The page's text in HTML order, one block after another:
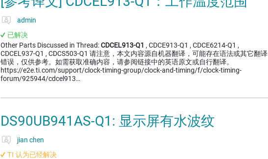
admin
已解决
Other Parts Discussed in Thread:CDCEL913-Q1 , CDCE913-Q1 , CDCE6214-Q1 ,
CDCEL937-Q1 , CDCS503-Q1 请注意，本文内容源自机器翻译，可能存在语法或其它翻译
错误，仅供参考。如需获取准确内容，请参阅链接中的英语原文或自行翻译。
https://e2e.ti.com/support/clock-timing-group/clock-and-timing/f/clock-timing-
forum/925944/cdcel913…
DS90UB941AS-Q1: 显示屏有水波纹
jian chen
TI 认为已经解决